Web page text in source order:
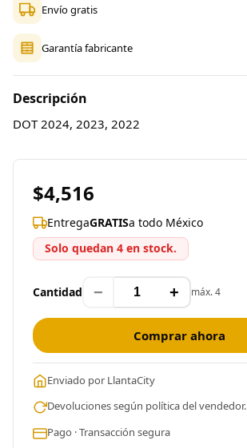
Envío gratis
Garantía fabricante
Descripción
DOT 2024, 2023, 2022
$4,516
EntregaGRATISa todo México
Solo quedan 4 en stock.
Cantidad − + máx. 4
Comprar ahora
Enviado por LlantaCity
Devoluciones según política del vendedor.
Pago · Transacción segura